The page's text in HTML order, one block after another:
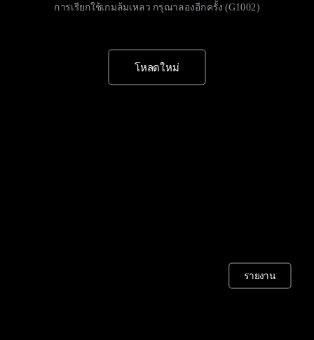
การเรียกใช้เกมล้มเหลว กรุณาลองอีกครั้ง (G1002)
โหลดใหม่
รายงาน